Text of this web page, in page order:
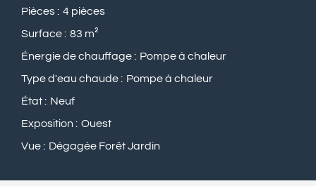
Pièces
4 pièces
Surface
83 m²
Énergie de chauffage
Pompe à chaleur
Type d'eau chaude
Pompe à chaleur
État
Neuf
Exposition
Ouest
Vue
Dégagée Forêt Jardin